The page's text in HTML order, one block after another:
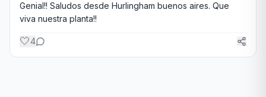
Genial!! Saludos desde Hurlingham buenos aires. Que
viva nuestra planta!!
🤍4